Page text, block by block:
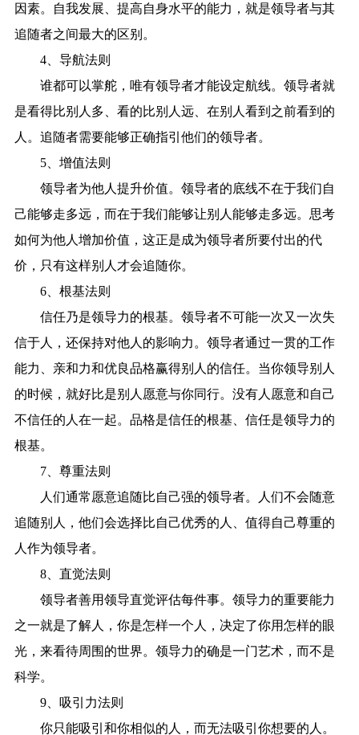
因素。自我发展、提高自身水平的能力，就是领导者与其
追随者之间最大的区别。
4、导航法则
谁都可以掌舵，唯有领导者才能设定航线。领导者就
是看得比别人多、看的比别人远、在别人看到之前看到的
人。追随者需要能够正确指引他们的领导者。
5、增值法则
领导者为他人提升价值。领导者的底线不在于我们自
己能够走多远，而在于我们能够让别人能够走多远。思考
如何为他人增加价值，这正是成为领导者所要付出的代
价，只有这样别人才会追随你。
6、根基法则
信任乃是领导力的根基。领导者不可能一次又一次失
信于人，还保持对他人的影响力。领导者通过一贯的工作
能力、亲和力和优良品格赢得别人的信任。当你领导别人
的时候，就好比是别人愿意与你同行。没有人愿意和自己
不信任的人在一起。品格是信任的根基、信任是领导力的
根基。
7、尊重法则
人们通常愿意追随比自己强的领导者。人们不会随意
追随别人，他们会选择比自己优秀的人、值得自己尊重的
人作为领导者。
8、直觉法则
领导者善用领导直觉评估每件事。领导力的重要能力
之一就是了解人，你是怎样一个人，决定了你用怎样的眼
光，来看待周围的世界。领导力的确是一门艺术，而不是
科学。
9、吸引力法则
你只能吸引和你相似的人，而无法吸引你想要的人。